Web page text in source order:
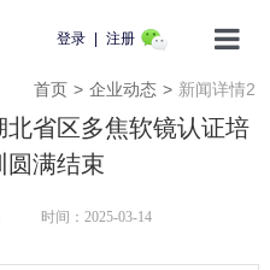
首页
登录 注册
北省区多焦软镜认证培
圆满结束
时间：2025-03-14
首页 > 企业动态 > 新闻详情2